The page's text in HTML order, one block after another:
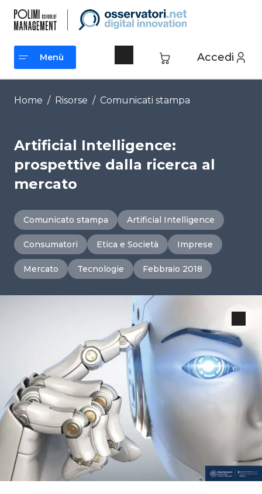
contenuto
Accedi
Menù
Menù
Home / Risorse / Comunicati stampa
Artificial Intelligence:
prospettive dalla ricerca al
mercato
Comunicato stampa Artificial Intelligence
Consumatori Etica e Società Imprese
Mercato Tecnologie Febbraio 2018